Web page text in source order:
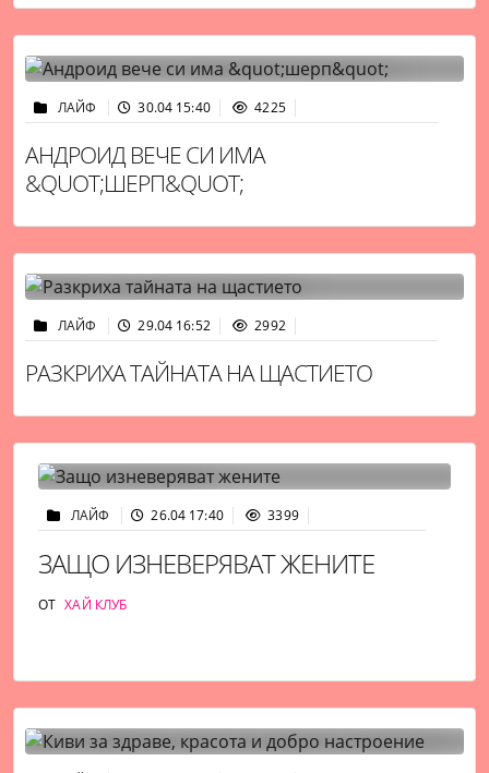
ЛАЙФ 30.04 15:40 4225
АНДРОИД ВЕЧЕ СИ ИМА
&QUOT;ШЕРП&QUOT;
ЛАЙФ 29.04 16:52 2992
РАЗКРИХА ТАЙНАТА НА ЩАСТИЕТО
ЛАЙФ 26.04 17:40 3399
ЗАЩО ИЗНЕВЕРЯВАТ ЖЕНИТЕ
ОТ ХАЙ КЛУБ